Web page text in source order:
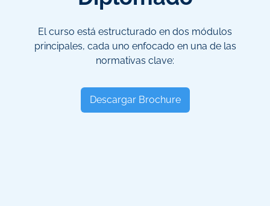
El curso está estructurado en dos módulos
principales, cada uno enfocado en una de las
normativas clave:
Descargar Brochure